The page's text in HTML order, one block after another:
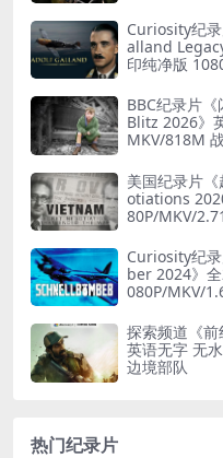
Curiosity纪
alland
印纯净版
BBC纪录片
Blitz 2026》
MKV/818M
美国纪录片
otiations
80P/MKV/
Curiosity纪
ber 2024》
080P/MKV/
探索频道《
英语无字 无
边境部队
热门纪录片